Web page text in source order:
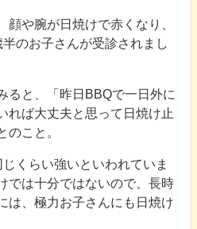
や腕が日焼けで赤くなり、
のお子さんが受診されまし
ると、「昨日BBQで一日外に
れば大丈夫と思って日焼け止
のこと。
くらい強いといわれていま
では十分ではないので、長時
は、極力お子さんにも日焼け